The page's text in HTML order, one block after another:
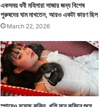
একসময় ধনী মহিলারা সাজার জন্য বিশেষ
পুরুষদের ঘাম মাখতেন, আরও একটা কারণ ছিল
March 22, 2026